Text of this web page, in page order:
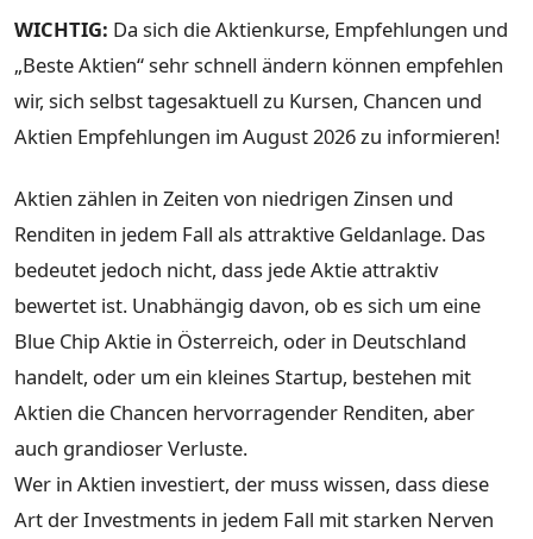
WICHTIG: Da sich die Aktienkurse, Empfehlungen und
„Beste Aktien“ sehr schnell ändern können empfehlen
wir, sich selbst tagesaktuell zu Kursen, Chancen und
Aktien Empfehlungen im August 2026 zu informieren!
Aktien zählen in Zeiten von niedrigen Zinsen und
Renditen in jedem Fall als attraktive Geldanlage. Das
bedeutet jedoch nicht, dass jede Aktie attraktiv
bewertet ist. Unabhängig davon, ob es sich um eine
Blue Chip Aktie in Österreich, oder in Deutschland
handelt, oder um ein kleines Startup, bestehen mit
Aktien die Chancen hervorragender Renditen, aber
auch grandioser Verluste.
Wer in Aktien investiert, der muss wissen, dass diese
Art der Investments in jedem Fall mit starken Nerven